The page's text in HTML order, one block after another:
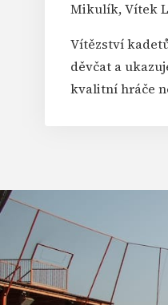
Mikulík, Vítek
Vítězství
děvčat a
kvalitní hráče